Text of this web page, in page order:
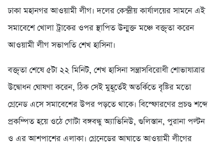
ঢাকা মহানগর আওয়ামী লীগ। দলের কেন্দ্রীয় কার্যালয়ের সামনে এই
সমাবেশে খোলা ট্রাকের ওপর স্থাপিত উন্মুক্ত মঞ্চে বক্তৃতা করেন
আওয়ামী লীগ সভাপতি শেখ হাসিনা।
বক্তৃতা শেষে ৫টা ২২ মিনিট, শেখ হাসিনা সন্ত্রাসবিরোধী শোভাযাত্রার
উদ্বোধন ঘোষণা করেন, ঠিক সেই মুহূর্তেই অতর্কিতে বৃষ্টির মতো
গ্রেনেড এসে সমাবেশের উপর পড়তে থাকে। বিস্ফোরণের প্রচণ্ড শব্দে
প্রকম্পিত হয়ে ওঠে গোটা বঙ্গবন্ধু অ্যাভিনিউ, গুলিস্তান, পুরানা পল্টন
ও এর আশপাশের এলাকা। গ্রেনেডের আঘাতে আওয়ামী লীগের